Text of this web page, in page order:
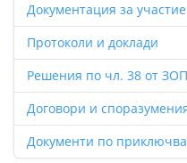
Документация за участие
Протоколи и доклади
Решения по чл. 38 от ЗОП
Договори и
Документи по